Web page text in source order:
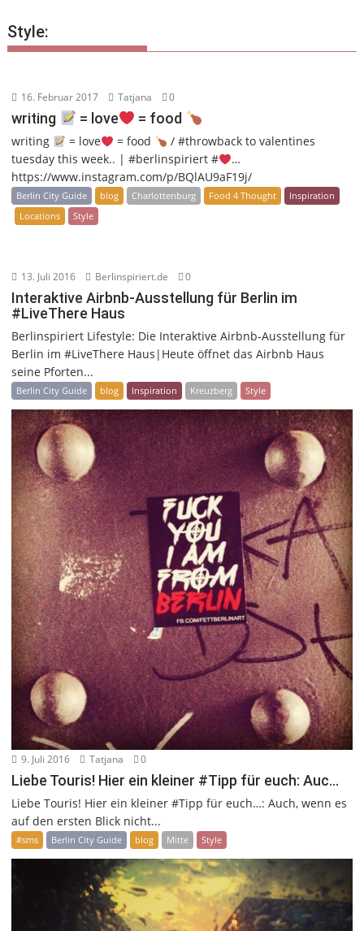
Style:
16. Februar 2017 Tatjana 0
writing = love = food
writing = love = food
/ #throwback to valentines
tuesday this week.. | #berlinspiriert #
…
https://www.instagram.com/p/BQlAU9aF19j/
Berlin City Guide blog Charlottenburg Food 4 Thought
Inspiration
Locations
Style
13. Juli 2016 Berlinspiriert.de 0
Interaktive Airbnb-Ausstellung für Berlin im
#LiveThere Haus
Berlinspiriert Lifestyle: Die Interaktive Airbnb-Ausstellung für
Berlin im #LiveThere Haus|Heute öffnet das Airbnb Haus
seine Pforten...
Berlin City Guide blog Inspiration Kreuzberg Style
9. Juli 2016 Tatjana 0
Liebe Touris! Hier ein kleiner #Tipp für euch: Auc…
Liebe Touris! Hier ein kleiner #Tipp für euch…: Auch, wenn es
auf den ersten Blick nicht...
#sms Berlin City Guide blog Mitte Style